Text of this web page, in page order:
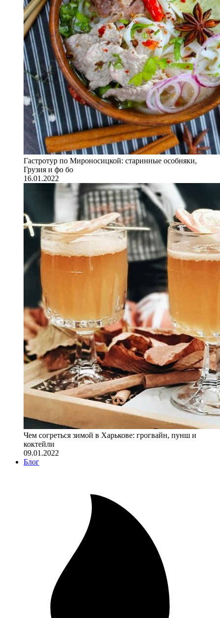
Гастротур по Мироносицкой: старинные особняки,
Грузия и фо бо
16.01.2022
Чем согреться зимой в Харькове: грогвайн, пунш и
коктейли
09.01.2022
Блог